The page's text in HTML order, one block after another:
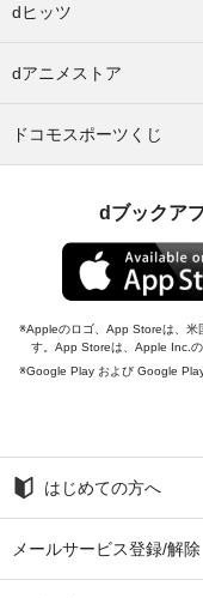
dヒッツ
dアニメストア
ドコモスポーツくじ
dブックア
Appleのロゴ、App Storeは、米
す。App Storeは、Apple Inc.の
Google Play および Google
はじめての方へ
メールサービス登録/解除